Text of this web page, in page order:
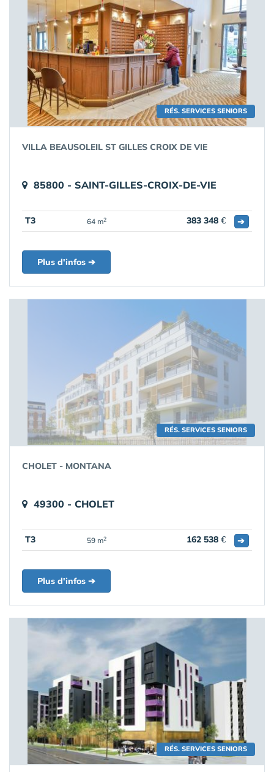
RÉS. SERVICES SENIORS
VILLA BEAUSOLEIL ST GILLES CROIX DE VIE
85800 - SAINT-GILLES-CROIX-DE-VIE
T3 64 m2 383 348 € ➔
Plus d'infos ➔
RÉS. SERVICES SENIORS
CHOLET - MONTANA
49300 - CHOLET
T3 59 m2 162 538 € ➔
Plus d'infos ➔
RÉS. SERVICES SENIORS